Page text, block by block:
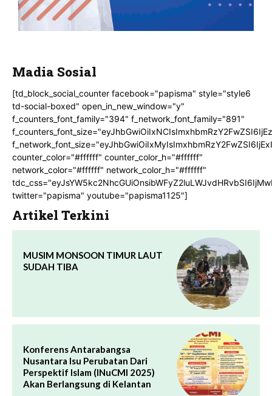
Madia Sosial
[td_block_social_counter facebook="papisma" style="style6
td-social-boxed" open_in_new_window="y"
f_counters_font_family="394" f_network_font_family="891"
counter_color="#ffffff" counter_color_h="#ffffff"
network_color="#ffffff" network_color_h="#ffffff"
twitter="papisma" youtube="papisma1125"]
Artikel Terkini
MUSIM MONSOON TIMUR LAUT
SUDAH TIBA
Konferens Antarabangsa
Nusantara Isu Perubatan Dari
Perspektif Islam (INuCMI 2025)
Akan Berlangsung di Kelantan